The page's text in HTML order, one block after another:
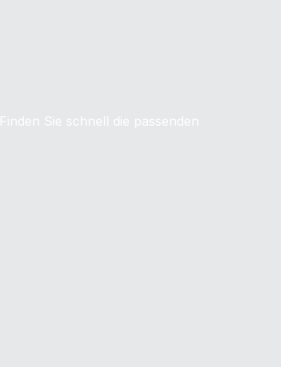
Sie schnell die passenden